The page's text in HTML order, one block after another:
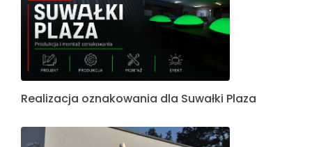
Realizacja oznakowania dla Suwałki Plaza